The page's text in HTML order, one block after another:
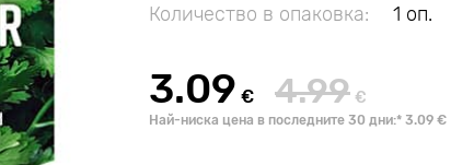
Количество в опаковка:
1 оп.
3.09 € 4.99 €
Най-ниска цена в последните 30 дни:* 3.09 €